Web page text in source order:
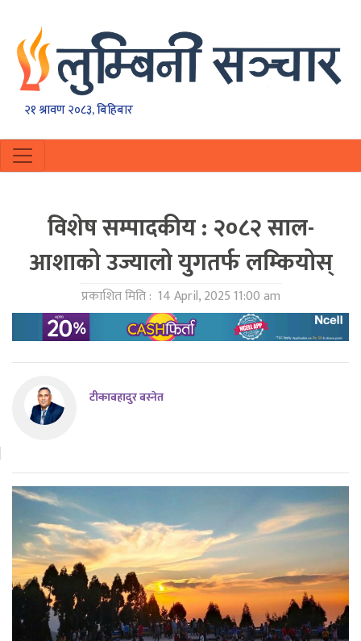
२१ श्रावण २०८३, बिहिबार
विशेष सम्पादकीय : २०८२ साल-
आशाको उज्यालो युगतर्फ लम्कियाेस्
प्रकाशित मिति : 14 April, 2025 11:00 am
टीकाबहादुर बस्नेत